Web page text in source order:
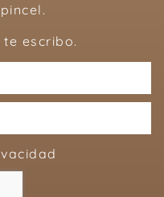
escribo.